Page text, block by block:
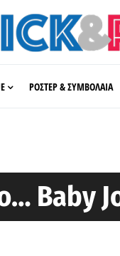
ΡΟΣΤΕΡ & ΣΥΜΒΟΛΑΙΑ
Baby